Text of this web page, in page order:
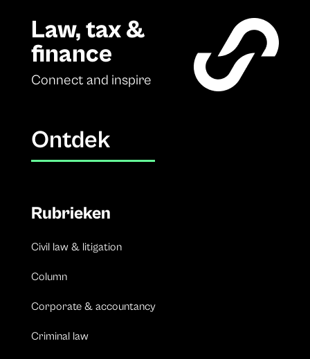
Law, tax &
finance
Connect and inspire
Ontdek
Rubrieken
Civil law & litigation
Column
Corporate & accountancy
Criminal law